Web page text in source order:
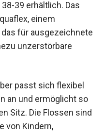
ist in den Größen
38-39 erhältlich.
Aquaflex, einem
für
passt sich flexibel
an und ermöglicht